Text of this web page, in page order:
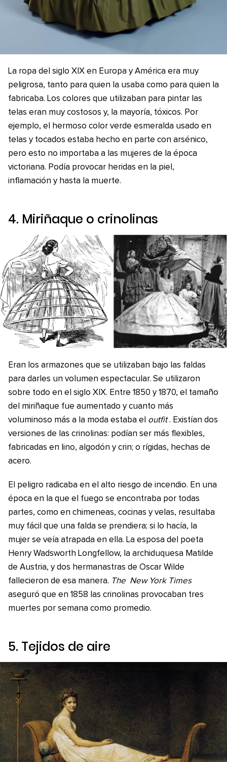
La ropa del siglo XIX en Europa y América era muy
peligrosa, tanto para quien la usaba como para quien la
fabricaba. Los colores que utilizaban para pintar las
telas eran muy costosos y, la mayoría, tóxicos. Por
ejemplo, el hermoso color verde esmeralda usado en
telas y tocados estaba hecho en parte con arsénico,
pero esto no importaba a las mujeres de la época
victoriana. Podía provocar heridas en la piel,
inflamación y hasta la muerte.
4. Miriñaque o crinolinas
Eran los armazones que se utilizaban bajo las faldas
para darles un volumen espectacular. Se utilizaron
sobre todo en el siglo XIX. Entre 1850 y 1870, el tamaño
del miriñaque fue aumentado y cuanto más
voluminoso más a la moda estaba el outfit . Existían dos
versiones de las crinolinas: podían ser más flexibles,
fabricadas en lino, algodón y crin; o rígidas, hechas de
acero.
El peligro radicaba en el alto riesgo de incendio. En una
época en la que el fuego se encontraba por todas
partes, como en chimeneas, cocinas y velas, resultaba
muy fácil que una falda se prendiera; si lo hacía, la
mujer se veía atrapada en ella. La esposa del poeta
Henry Wadsworth Longfellow, la archiduquesa Matilde
de Austria, y dos hermanastras de Oscar Wilde
fallecieron de esa manera. The New York Times
aseguró que en 1858 las crinolinas provocaban tres
muertes por semana como promedio.
5. Tejidos de aire